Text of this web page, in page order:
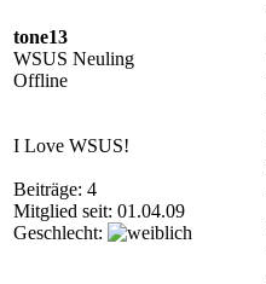
tone13
WSUS Neuling
Offline
I Love WSUS!
Beiträge: 4
Mitglied seit: 01.04.09
Geschlecht: